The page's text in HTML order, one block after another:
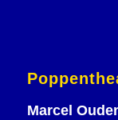
Marcel